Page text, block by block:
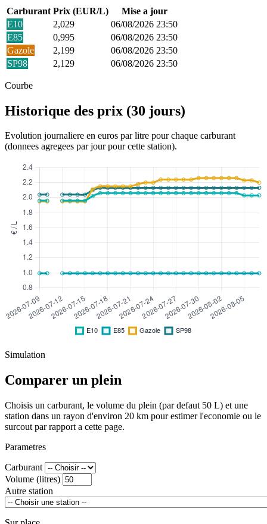
Carburant Prix (EUR/L)
Mise a jour
E10
2,029
06/08/2026 23:50
E85
0,995
06/08/2026 23:50
Gazole
2,199
06/08/2026 23:50
SP98
2,129 06/08/2026 23:50
Courbe
Historique des prix (30 jours)
Evolution journaliere en euros par litre pour chaque carburant
(donnees agregees par jour pour cette station).
Simulation
Comparer un plein
Choisis un carburant, le volume du plein (par defaut 50 L) et une
station dans un rayon d'environ 20 km pour estimer l'economie ou le
surcout par rapport a cette page.
Parametres
Carburant
Volume (litres)
Autre station